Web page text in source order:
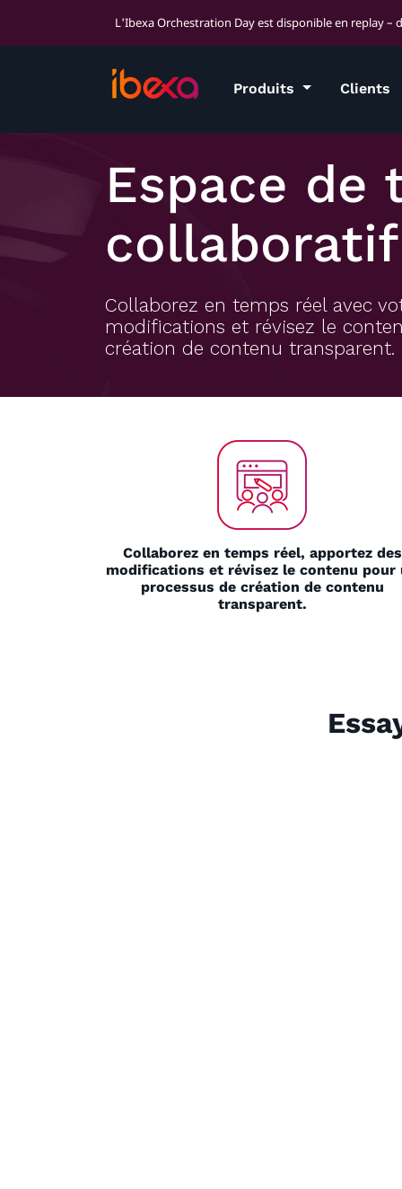
L'Ibexa Orchestration Day est disponible en replay –
Produits Clients
Espace de
collaboratif
Collaborez en temps réel avec
modifications et révisez le
création de contenu transparent.
Collaborez en temps réel, apportez des
modifications et révisez le contenu pour
processus de création de contenu
transparent.